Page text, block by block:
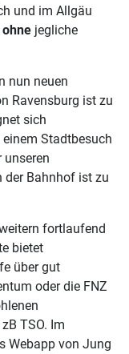
und im Allgäu
ohne jegliche
nun neuen
Ravensburg ist zu
sich
Stadtbesuch
der Bahnhof ist zu
fortlaufend
bietet
über gut
oder die FNZ
TSO. Im
Webapp von Jung